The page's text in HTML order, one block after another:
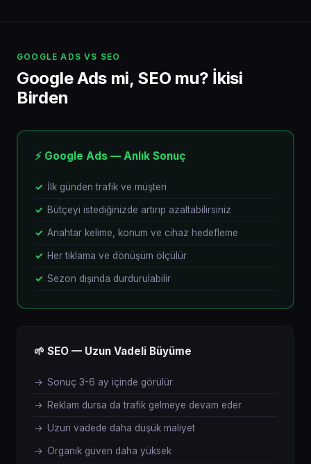
GOOGLE ADS VS SEO
Google Ads mi, SEO mu? İkisi
Birden
⚡ Google Ads — Anlık Sonuç
İlk günden trafik ve müşteri
Bütçeyi istediğinizde artırıp azaltabilirsiniz
Anahtar kelime, konum ve cihaz hedefleme
Her tıklama ve dönüşüm ölçülür
Sezon dışında durdurulabilir
🌱 SEO — Uzun Vadeli Büyüme
Sonuç 3-6 ay içinde görülür
Reklam dursa da trafik gelmeye devam eder
Uzun vadede daha düşük maliyet
Organik güven daha yüksek